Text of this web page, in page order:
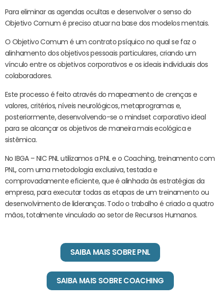
Para eliminar as agendas ocultas e desenvolver o senso do
Objetivo Comum é preciso atuar na base dos modelos mentais.
O Objetivo Comum é um contrato psíquico no qual se faz o
alinhamento dos objetivos pessoais particulares, criando um
vínculo entre os objetivos corporativos e os ideais individuais dos
colaboradores.
Este processo é feito através do mapeamento de crenças e
valores, critérios, níveis neurológicos, metaprogramas e,
posteriormente, desenvolvendo-se o mindset corporativo ideal
para se alcançar os objetivos de maneira mais ecológica e
sistêmica.
No IBGA – NIC PNL utilizamos a PNL e o Coaching, treinamento com
PNL, com uma metodologia exclusiva, testada e
comprovadamente eficiente, que é alinhada às estratégias da
empresa, para executar todas as etapas de um treinamento ou
desenvolvimento de lideranças. Todo o trabalho é criado a quatro
mãos, totalmente vinculado ao setor de Recursos Humanos.
SAIBA MAIS SOBRE PNL
SAIBA MAIS SOBRE COACHING